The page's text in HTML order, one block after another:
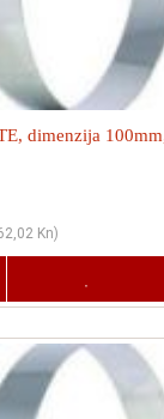
dimenzija
Kn)